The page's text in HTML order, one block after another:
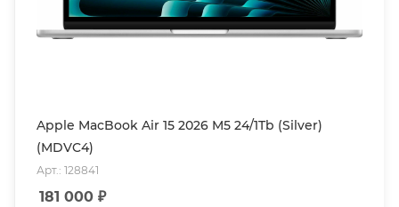
Apple MacBook Air 15 2026 M5 24/1Tb (Silver)
(MDVC4)
Арт.: 128841
181 000 ₽